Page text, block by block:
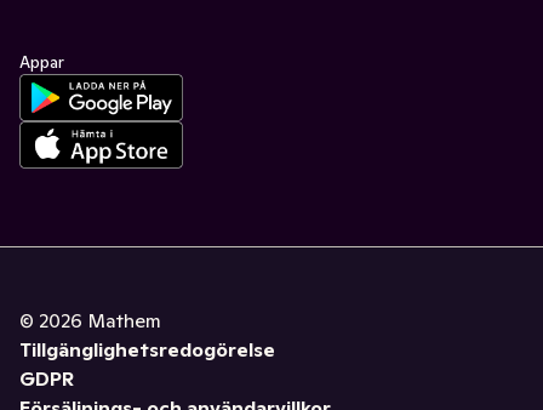
Appar
© 2026 Mathem
Tillgänglighetsredogörelse
GDPR